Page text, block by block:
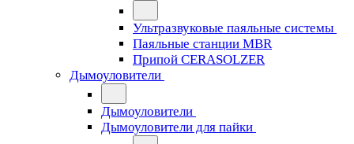
Ультразвуковые паяльные системы
Паяльные станции MBR
Припой CERASOLZER
Дымоуловители
Дымоуловители
Дымоуловители для пайки